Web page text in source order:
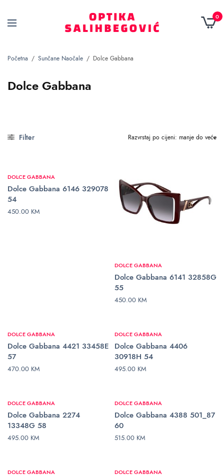
0
Početna / Sunčane Naočale / Dolce Gabbana
Dolce Gabbana
Filter
DOLCE GABBANA
Dolce Gabbana 6146 329078
54
450.00 KM
DOLCE GABBANA
Dolce Gabbana 6141 32858G
55
450.00 KM
DOLCE GABBANA
Dolce Gabbana 4421 33458E
57
470.00 KM
DOLCE GABBANA
Dolce Gabbana 4406
30918H 54
495.00 KM
DOLCE GABBANA
Dolce Gabbana 2274
13348G 58
495.00 KM
DOLCE GABBANA
Dolce Gabbana 4388 501_87
60
515.00 KM
DOLCE GABBANA DOLCE GABBANA